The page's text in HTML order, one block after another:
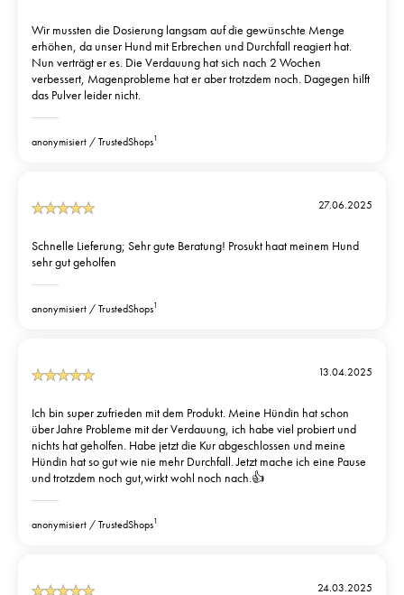
Wir mussten die Dosierung langsam auf die gewünschte Menge
erhöhen, da unser Hund mit Erbrechen und Durchfall reagiert hat.
Nun verträgt er es. Die Verdauung hat sich nach 2 Wochen
verbessert, Magenprobleme hat er aber trotzdem noch. Dagegen hilft
das Pulver leider nicht.
anonymisiert TrustedShops1
27.06.2025
Schnelle Lieferung; Sehr gute Beratung! Prosukt haat meinem Hund
sehr gut geholfen
anonymisiert TrustedShops1
13.04.2025
Ich bin super zufrieden mit dem Produkt. Meine Hündin hat schon
über Jahre Probleme mit der Verdauung, ich habe viel probiert und
nichts hat geholfen. Habe jetzt die Kur abgeschlossen und meine
Hündin hat so gut wie nie mehr Durchfall. Jetzt mache ich eine Pause
und trotzdem noch gut,wirkt wohl noch nach.👍
anonymisiert TrustedShops1
24.03.2025